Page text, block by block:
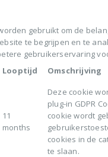
gebruikt om de
te begrijpen en te
gebruikerservaring
Looptijd Omschrijving
11
months
Deze cookie
plug-in GDPR
cookie wordt
cookies in de
te slaan.